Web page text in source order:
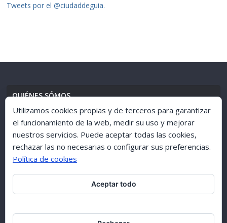
Tweets por el @ciudaddeguia.
QUIÉNES SÓMOS
AVISO LEGAL// POLÍTICA DE PRIVACIDAD
ARCHIVO 1998-2015
Utilizamos cookies propias y de terceros para garantizar
el funcionamiento de la web, medir su uso y mejorar
nuestros servicios. Puede aceptar todas las cookies,
rechazar las no necesarias o configurar sus preferencias.
Política de cookies
Aceptar todo